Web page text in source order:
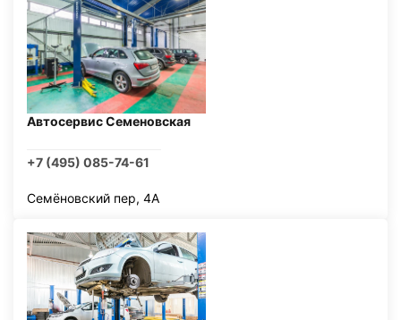
Автосервис Семеновская
+7 (495) 085-74-61
Семёновский пер, 4А